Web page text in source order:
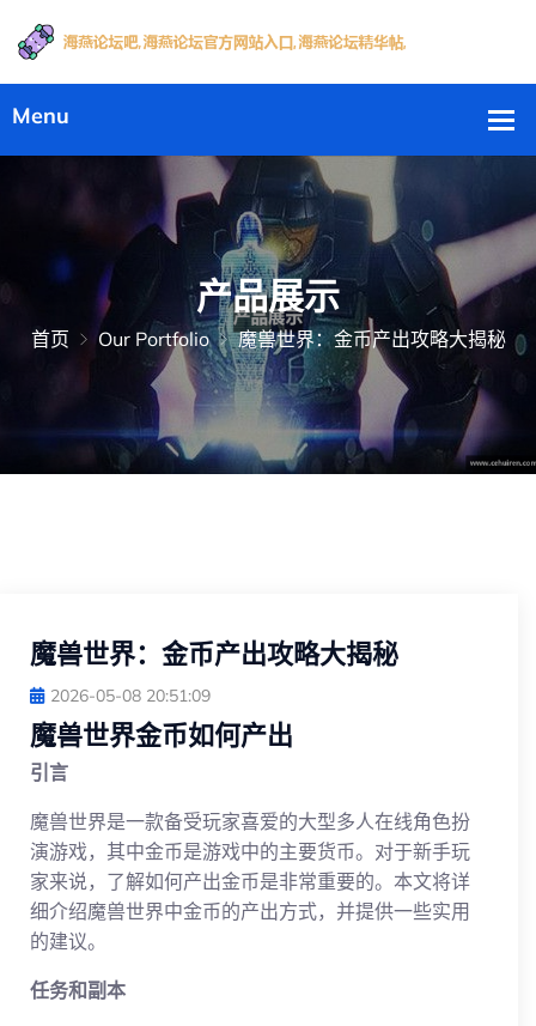
产品展示
首页 Our Portfolio 魔兽世界：金币产出攻略大揭秘
魔兽世界：金币产出攻略大揭秘
2026-05-08 20:51:09
魔兽世界金币如何产出
引言
魔兽世界是一款备受玩家喜爱的大型多人在线角色扮
演游戏，其中金币是游戏中的主要货币。对于新手玩
家来说，了解如何产出金币是非常重要的。本文将详
细介绍魔兽世界中金币的产出方式，并提供一些实用
的建议。
任务和副本